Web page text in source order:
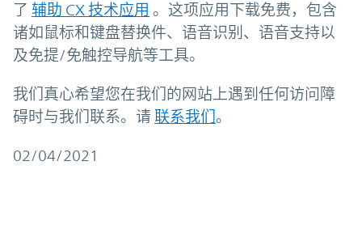
了 辅助 CX 技术应用 。这项应用下载免费，包含
诸如鼠标和键盘替换件、语音识别、语音支持以
及免提/免触控导航等工具。
我们真心希望您在我们的网站上遇到任何访问障
碍时与我们联系。请 联系我们。
02/04/2021